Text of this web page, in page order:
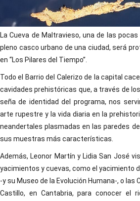
La Cueva de Maltravieso, una de las
pleno casco urbano de una ciudad, será
en “Los Pilares del Tiempo”.
Todo el Barrio del Calerizo de la capital
cavidades prehistóricas que, a través de
seña de identidad del programa, nos
arte rupestre y la vida diaria en la
neandertales plasmadas en las paredes
sus muestras más características.
Además, Leonor Martín y Lidia San José
yacimientos y cuevas, como el yacimiento
-y su Museo de la Evolución Humana-, o las
Castillo, en Cantabria, para conocer el